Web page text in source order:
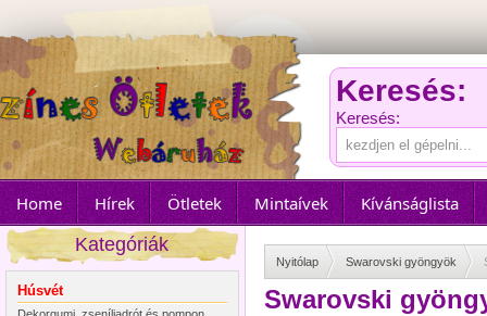
Keresés:
Keresés:
Home Hírek Ötletek Mintaívek
Kívánságlista
Kategóriák
Húsvét
Nyitólap Swarovski gyöngyök
Swarovski